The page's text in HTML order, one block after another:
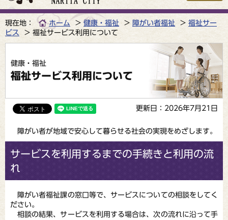
現在地： ホーム 健康・福祉 障がい者福祉
福祉サー
ビス
福祉サービス利用について
健康・福祉
福祉サービス利用について
更新日：2026年7月21日
障がい者が地域で安心して暮らせる社会の実現をめざします。
サービスを利用するまでの手続きと利用の流
れ
障がい者福祉課の窓口等で、サービスについての相談をしてく
ださい。
相談の結果、サービスを利用する場合は、次の流れに沿って手